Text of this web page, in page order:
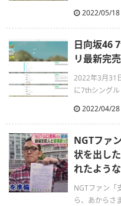
2022/05/18
日向坂46
リ最新完
2022年3月31
に7thシング
2022/04/28
NGTファ
状を出し
れたよう
NGTファン「
ら、あからさ